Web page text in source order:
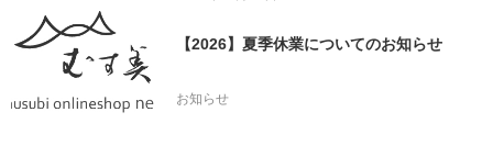
【2026】夏季休業についてのお知らせ
お知らせ